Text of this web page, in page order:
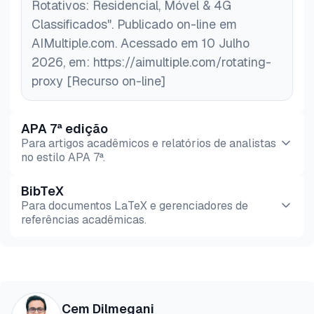
Rotativos: Residencial, Móvel & 4G
Classificados". Publicado on-line em
AIMultiple.com. Acessado em 10 Julho
2026, em: https://aimultiple.com/rotating-
proxy [Recurso on-line]
APA 7ª edição
Para artigos acadêmicos e relatórios de analistas
no estilo APA 7ª.
Pré-
visualização
HTML
BibTeX
Para documentos LaTeX e gerenciadores de
referências acadêmicas.
@misc{dilmegani2026,
Cem Dilmegani